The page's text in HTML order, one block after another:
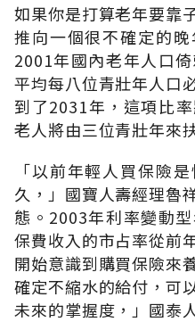
如果你是打算老年要靠
推向一個很不確定的
2001年國內老年人口
平均每八位青壯年人口
到了2031年，這項比
老人將由三位青壯年來
「以前年輕人買保險
久，」國寶人壽經理魯
態。2003年利率變動
保費收入的市占率從前
開始意識到購買保險來
確定不縮水的給付，可
未來的掌握度，」國泰